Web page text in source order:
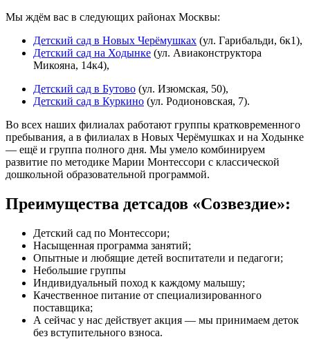
Мы ждём вас в следующих районах Москвы:
Детский сад в Новых Черёмушках (ул. Гарибальди, 6к1),
Детский сад на Ходынке (ул. Авиаконструктора
Микояна, 14к4),
Детский сад в Бутово (ул. Изюмская, 50),
Детский сад в Куркино (ул. Родионовская, 7).
Во всех наших филиалах работают группы кратковременного
пребывания, а в филиалах в Новых Черёмушках и на Ходынке
— ещё и группа полного дня. Мы умело комбинируем
развитие по методике Марии Монтессори с классической
дошкольной образовательной программой.
Преимущества детсадов «Созвездие»:
Детский сад по Монтессори;
Насыщенная программа занятий;
Опытные и любящие детей воспитатели и педагоги;
Небольшие группы
Индивидуальный поход к каждому малышу;
Качественное питание от специализированного
поставщика;
А сейчас у нас действует акция — мы принимаем деток
без вступительного взноса.